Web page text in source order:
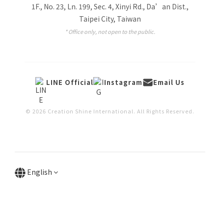
1F., No. 23, Ln. 199, Sec. 4, Xinyi Rd., Da’an Dist.,
Taipei City, Taiwan
* Office only, not open to the public.
LINE Official Instagram Email Us
© 2026 Creation Shine International. All Rights Reserved.
English